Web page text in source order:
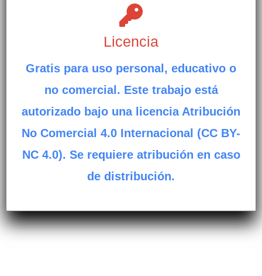
Licencia
Gratis para uso personal, educativo o
no comercial. Este trabajo está
autorizado bajo una licencia Atribución
No Comercial 4.0 Internacional (CC BY-
NC 4.0). Se requiere atribución en caso
de distribución.